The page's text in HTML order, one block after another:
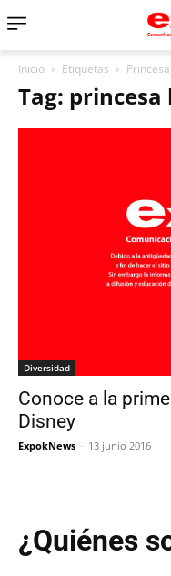
Inicio Etiquetas
Tag:
Diversidad
Conoce a la
Disney
ExpokNews - 13 junio 2016
¿Quiénes